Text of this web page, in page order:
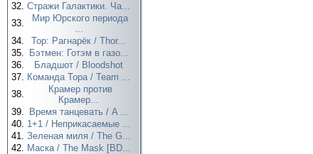
32. Стражи Галактики. Ча...
33.
Мир Юрского периода
...
34.
Тор: Рагнарёк / Thor...
35.
Бэтмен: Готэм в газо...
36.
Бладшот / Bloodshot
37. Команда Тора / Team ...
38.
Крамер против
Крамер...
39.
Время танцевать / A ...
40. 1+1 / Неприкасаемые ...
41. Зеленая миля / The G...
42. Маска / The Mask [BD...